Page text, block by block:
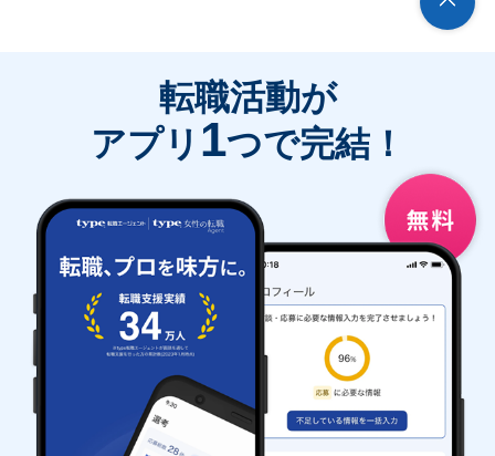
転職活動が
アプリ 1つで完結！